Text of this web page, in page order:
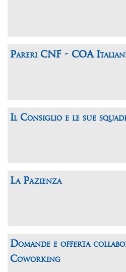
Pareri CNF - COA
Il Consiglio e le sue
La Pazienza
Domande e offerta
Coworking